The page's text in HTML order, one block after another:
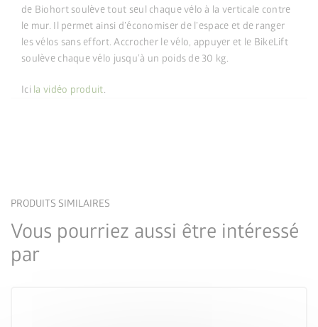
de Biohort soulève tout seul chaque vélo à la verticale contre
le mur. Il permet ainsi d’économiser de l’espace et de ranger
les vélos sans effort. Accrocher le vélo, appuyer et le BikeLift
soulève chaque vélo jusqu’à un poids de 30 kg.
Ici la vidéo produit.
PRODUITS SIMILAIRES
Vous pourriez aussi être intéressé
par